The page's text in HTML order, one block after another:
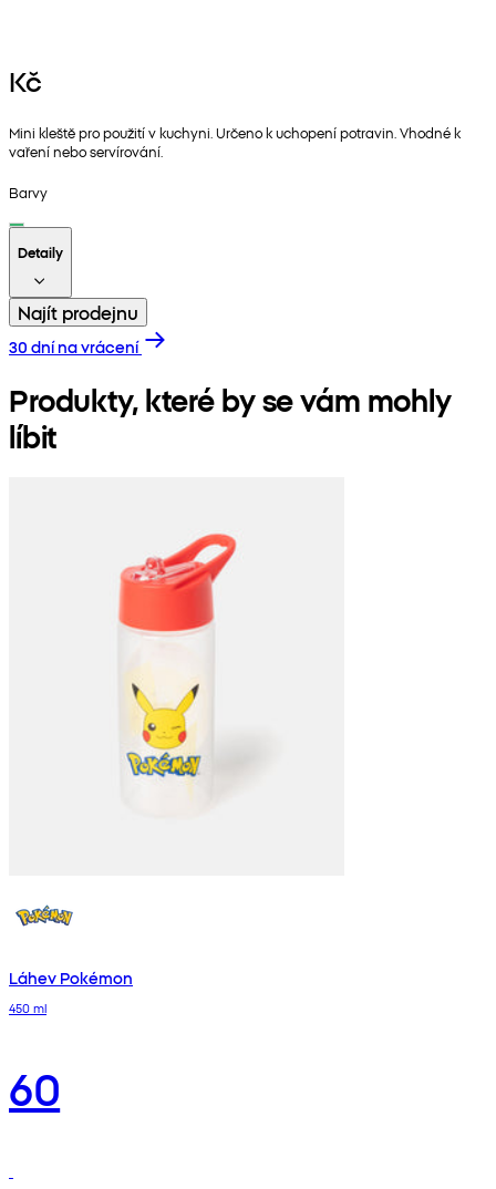
Kč
Mini kleště pro použití v kuchyni. Určeno k uchopení potravin. Vhodné k
vaření nebo servírování.
Barvy
Detaily
Najít prodejnu
30 dní na vrácení
Produkty, které by se vám mohly
líbit
Láhev Pokémon
450 ml
60